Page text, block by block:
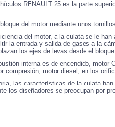
RENAULT 25 es la parte
del motor mediante unos
del motor, a la culata se le
la entrada y salida de gases a la
los ejes de levas desde el bloque.
interna es de encendido,
compresión, motor diesel, en los
las características de la culata
los diseñadores se preocupan por